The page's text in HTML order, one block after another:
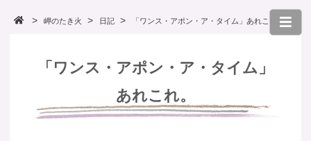
岬のたき火 日記 「ワンス・アポン・ア・タイム」あれこれ。
「ワンス・アポン・ア・タイム」
あれこれ。